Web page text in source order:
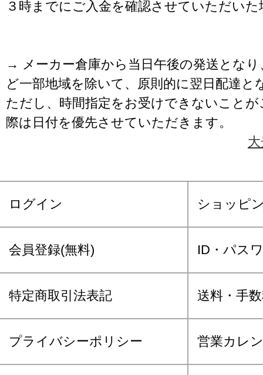
３時までにご入金を確認させていただいた
→ メーカー倉庫から当日午後の発送となり
ど一部地域を除いて、原則的に翌日配達と
ただし、時間指定をお受けできないこと
際は日付を優先させていただきます。
ログイン ショッピ
会員登録(無料) ID・パス
特定商取引法表記 送料・手
プライバシーポリシー 営業カレ